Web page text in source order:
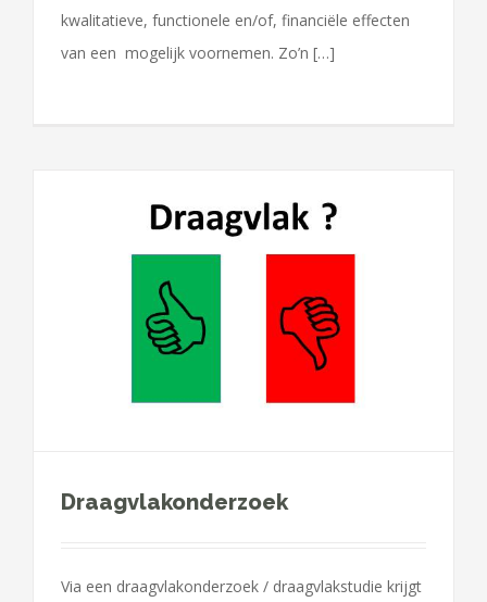
kwalitatieve, functionele en/of, financiële effecten
van een mogelijk voornemen. Zo’n […]
Draagvlakonderzoek
Via een draagvlakonderzoek / draagvlakstudie krijgt